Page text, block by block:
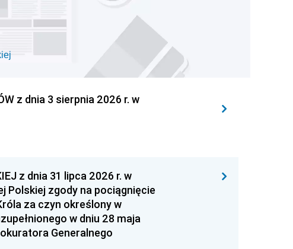
z dnia 3 sierpnia 2026 r. w
z dnia 31 lipca 2026 r. w
Polskiej zgody na pociągnięcie
za czyn określony w
w dniu 28 maja
Generalnego